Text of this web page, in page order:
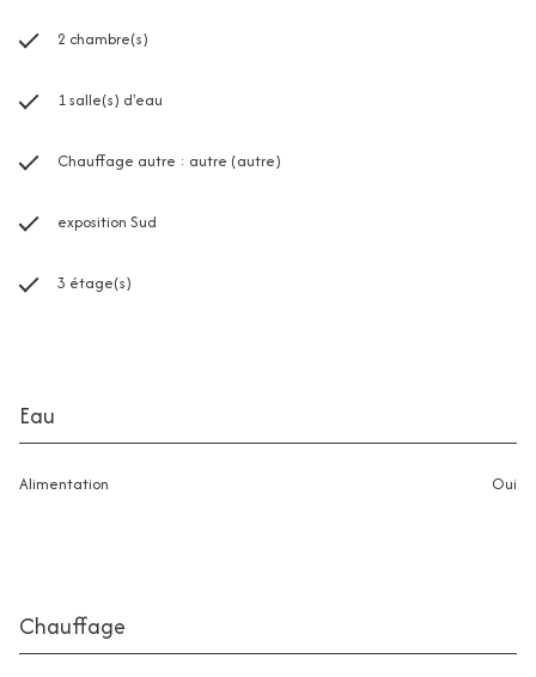
2 chambre(s)
1 salle(s) d'eau
Chauffage autre : autre (autre)
exposition Sud
3 étage(s)
Eau
Alimentation oui
Chauffage